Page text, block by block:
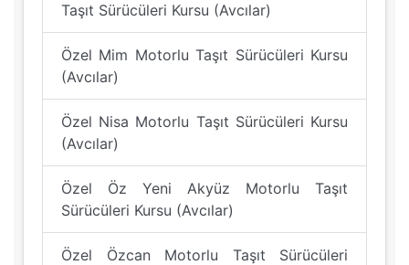
Taşıt Sürücüleri Kursu (Avcılar)
Özel Mim Motorlu Taşıt Sürücüleri Kursu
(Avcılar)
Özel Nisa Motorlu Taşıt Sürücüleri Kursu
(Avcılar)
Özel Öz Yeni Akyüz Motorlu Taşıt
Sürücüleri Kursu (Avcılar)
Özel Özcan Motorlu Taşıt Sürücüleri